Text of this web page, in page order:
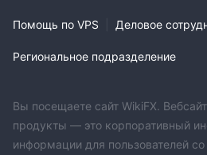
Помощь по VPS Деловое
Региональное подразделение
Вы посещаете сайт WikiFX.
продукты — это корпоративный
информации для пользователей